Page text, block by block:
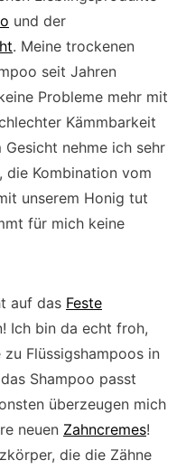
und der
. Meine trockenen
seit Jahren
Probleme mehr mit
Kämmbarkeit
Gesicht nehme ich sehr
die Kombination vom
unserem Honig tut
für mich keine
auf das Feste
Ich bin da echt froh,
Flüssigshampoos in
Shampoo passt
überzeugen mich
neuen Zahncremes!
die die Zähne